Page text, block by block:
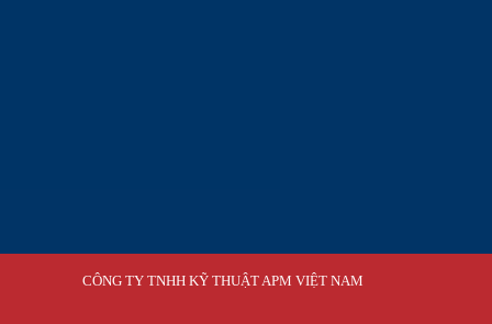
CÔNG TY TNHH KỸ THUẬT APM VIỆT NAM